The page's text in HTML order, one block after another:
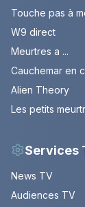
Touche pas à
W9 direct
Meurtres a ...
Cauchemar en
Alien Theory
Les petits
Services
News TV
Audiences TV